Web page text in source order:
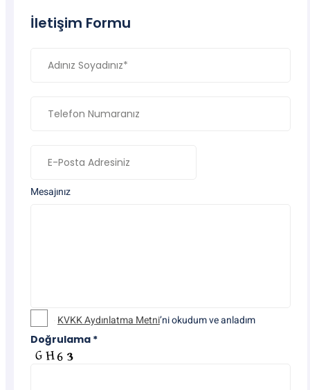
İletişim Formu
Mesajınız
KVKK Aydınlatma Metni’ni okudum ve anladım
Doğrulama *